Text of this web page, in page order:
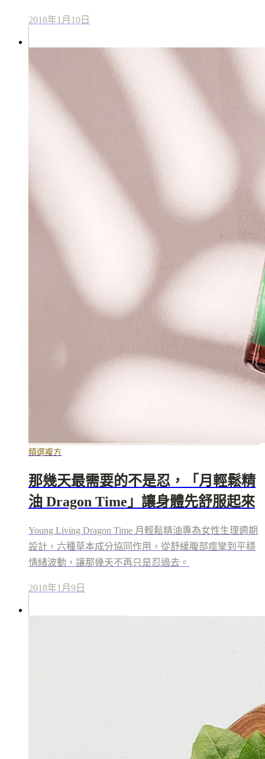
2018年1月10日
精選複方
那幾天最需要的不是忍，「月輕鬆精
油 Dragon Time」讓身體先舒服起來
Young Living Dragon Time 月輕鬆精油專為女性生理週期
設計，六種草本成分協同作用，從舒緩腹部痙攣到平穩
情緒波動，讓那幾天不再只是忍過去。
2018年1月9日